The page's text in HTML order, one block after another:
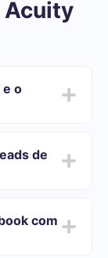
Acuity
e o
para o
de
leva de
com